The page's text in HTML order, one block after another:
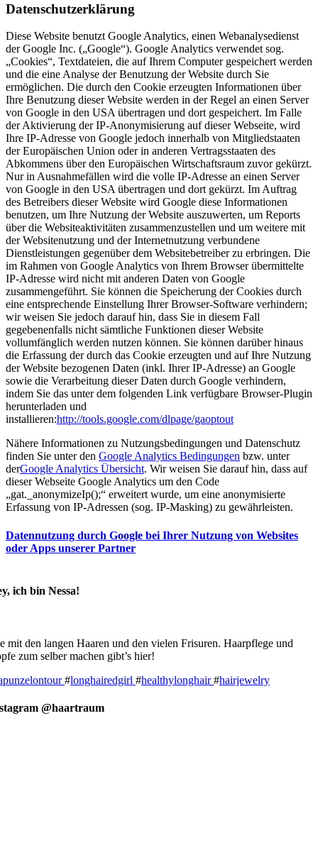
Datenschutzerklärung
Diese Website benutzt Google Analytics, einen Webanalysedienst
der Google Inc. („Google“). Google Analytics verwendet sog.
„Cookies“, Textdateien, die auf Ihrem Computer gespeichert werden
und die eine Analyse der Benutzung der Website durch Sie
ermöglichen. Die durch den Cookie erzeugten Informationen über
Ihre Benutzung dieser Website werden in der Regel an einen Server
von Google in den USA übertragen und dort gespeichert. Im Falle
der Aktivierung der IP-Anonymisierung auf dieser Webseite, wird
Ihre IP-Adresse von Google jedoch innerhalb von Mitgliedstaaten
der Europäischen Union oder in anderen Vertragsstaaten des
Abkommens über den Europäischen Wirtschaftsraum zuvor gekürzt.
Nur in Ausnahmefällen wird die volle IP-Adresse an einen Server
von Google in den USA übertragen und dort gekürzt. Im Auftrag
des Betreibers dieser Website wird Google diese Informationen
benutzen, um Ihre Nutzung der Website auszuwerten, um Reports
über die Websiteaktivitäten zusammenzustellen und um weitere mit
der Websitenutzung und der Internetnutzung verbundene
Dienstleistungen gegenüber dem Websitebetreiber zu erbringen. Die
im Rahmen von Google Analytics von Ihrem Browser übermittelte
IP-Adresse wird nicht mit anderen Daten von Google
zusammengeführt. Sie können die Speicherung der Cookies durch
eine entsprechende Einstellung Ihrer Browser-Software verhindern;
wir weisen Sie jedoch darauf hin, dass Sie in diesem Fall
gegebenenfalls nicht sämtliche Funktionen dieser Website
vollumfänglich werden nutzen können. Sie können darüber hinaus
die Erfassung der durch das Cookie erzeugten und auf Ihre Nutzung
der Website bezogenen Daten (inkl. Ihrer IP-Adresse) an Google
sowie die Verarbeitung dieser Daten durch Google verhindern,
indem Sie das unter dem folgenden Link verfügbare Browser-Plugin
herunterladen und
installieren:http://tools.google.com/dlpage/gaoptout
Nähere Informationen zu Nutzungsbedingungen und Datenschutz
finden Sie unter den Google Analytics Bedingungen bzw. unter
derGoogle Analytics Übersicht. Wir weisen Sie darauf hin, dass auf
dieser Webseite Google Analytics um den Code
„gat._anonymizeIp();“ erweitert wurde, um eine anonymisierte
Erfassung von IP-Adressen (sog. IP-Masking) zu gewährleisten.
Datennutzung durch Google bei Ihrer Nutzung von Websites
oder Apps unserer Partner
ich bin Nessa!
mit den langen Haaren und den vielen Frisuren. Haarpflege und
zum selber machen gibt’s hier!
#longhairedgirl #healthylonghair#hairjewelry
@haartraum